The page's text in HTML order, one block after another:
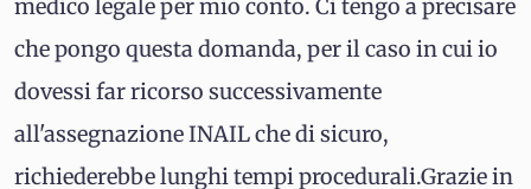
medico legale per mio conto. Ci tengo a precisare
che pongo questa domanda, per il caso in cui io
dovessi far ricorso successivamente
all'assegnazione INAIL che di sicuro,
richiederebbe lunghi tempi procedurali.Grazie in